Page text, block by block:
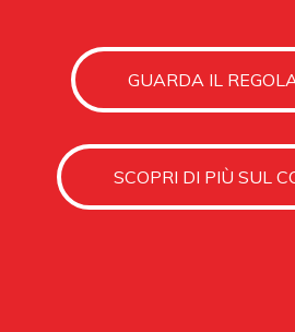
GUARDA IL
SCOPRI DI PIÙ SUL